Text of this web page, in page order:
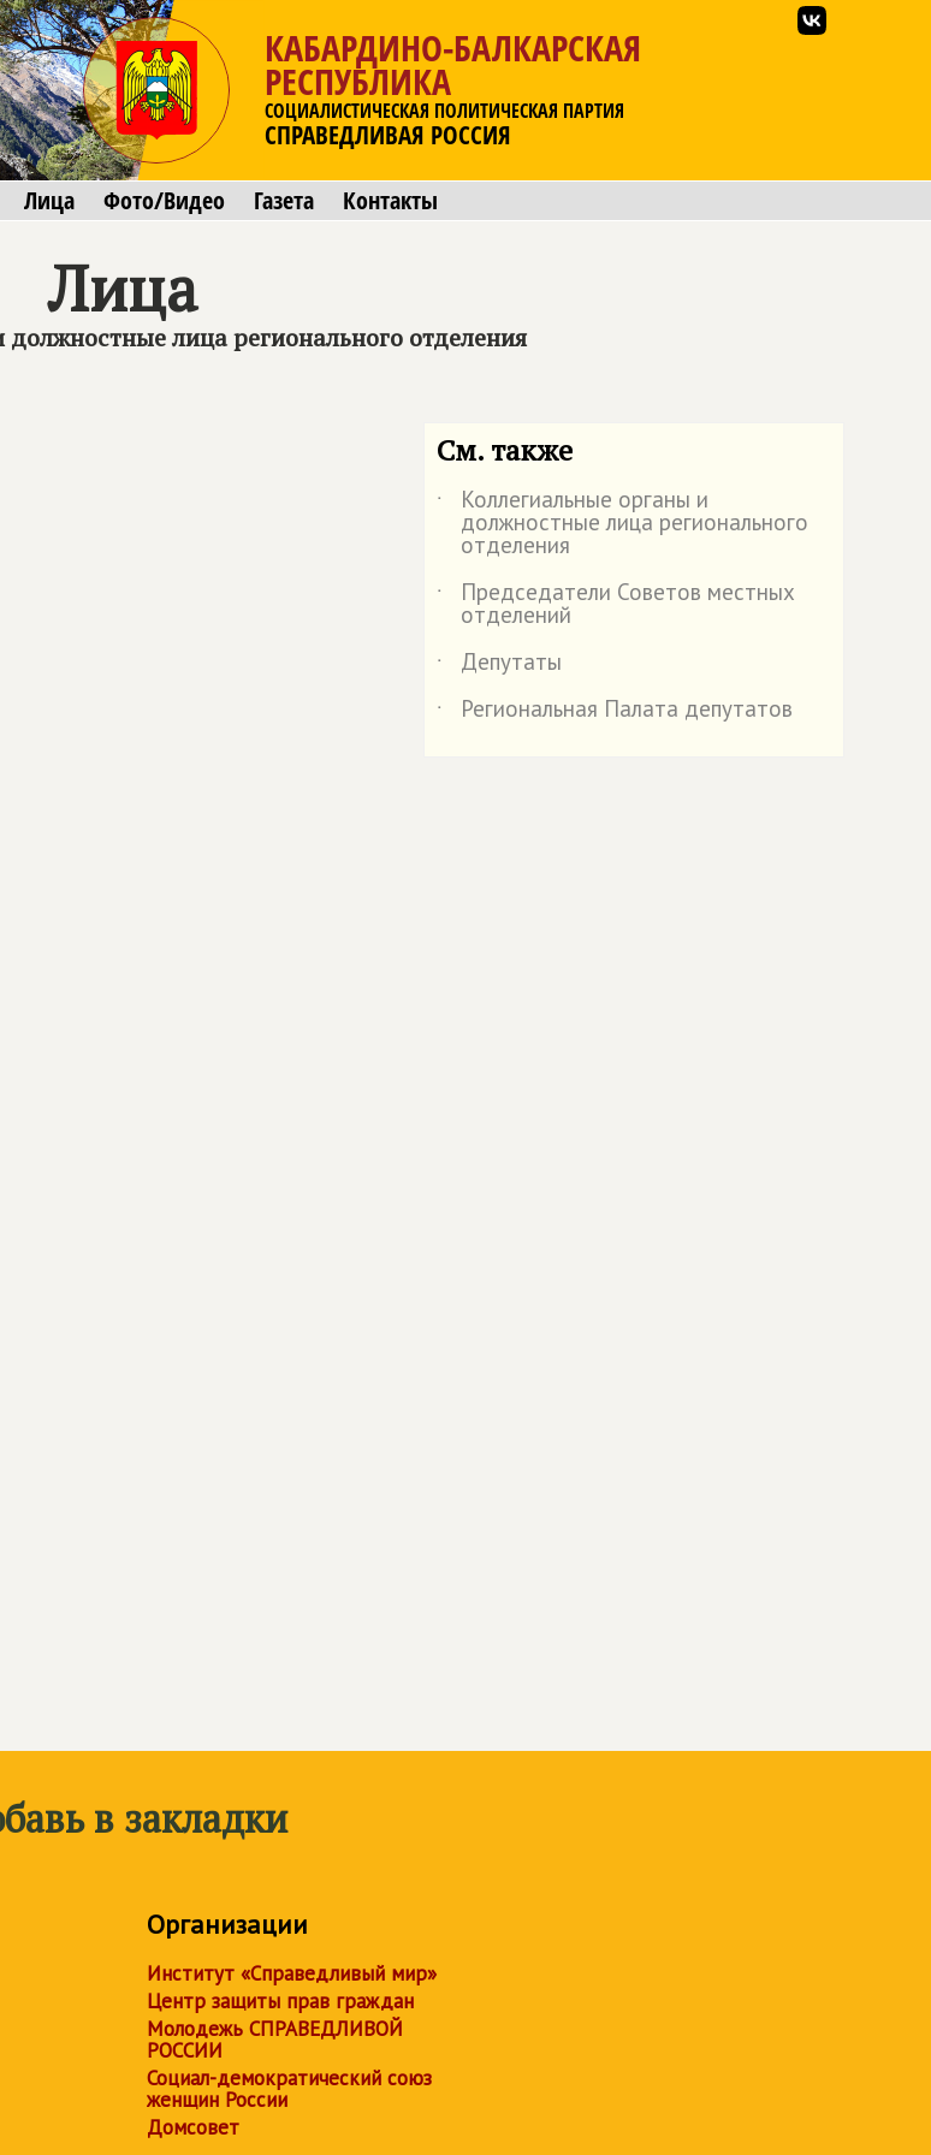
КАБАРДИНО-БАЛКАРСКАЯ
РЕСПУБЛИКА
СОЦИАЛИСТИЧЕСКАЯ ПОЛИТИЧЕСКАЯ ПАРТИЯ
СПРАВЕДЛИВАЯ РОССИЯ
Лица Фото/Видео Газета Контакты
Лица
лица регионального отделения
См. также
˙ Коллегиальные органы и
должностные лица регионального
отделения
˙
Председатели Советов местных
отделений
˙
Депутаты
˙
Региональная Палата депутатов
в закладки
Организации
Институт «Справедливый мир»
Центр защиты прав граждан
Молодежь СПРАВЕДЛИВОЙ
РОССИИ
Социал-демократический союз
женщин России
Домсовет